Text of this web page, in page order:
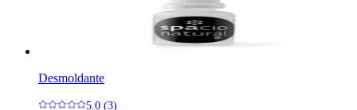
Desmoldante
5.0 (3)